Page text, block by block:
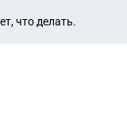
что делать.